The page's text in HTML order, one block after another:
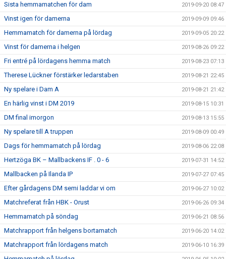
Sista hemmamatchen för dam 2019-09-20 08:47
Vinst igen för damerna 2019-09-09 09:46
Hemmamatch för damerna på lördag 2019-09-05 20:22
Vinst för damerna i helgen 2019-08-26 09:22
Fri entré på lördagens hemma match 2019-08-23 07:13
Therese Lückner förstärker ledarstaben 2019-08-21 22:45
Ny spelare i Dam A 2019-08-21 21:42
En härlig vinst i DM 2019 2019-08-15 10:31
DM final imorgon 2019-08-13 15:55
Ny spelare till A truppen 2019-08-09 00:49
Dags för hemmamatch på lördag 2019-08-06 22:08
Hertzöga BK – Mallbackens IF . 0 - 6 2019-07-31 14:52
Mallbacken på Ilanda IP 2019-07-27 07:45
Efter gårdagens DM semi laddar vi om 2019-06-27 10:02
Matchreferat från HBK - Orust 2019-06-26 09:34
Hemmamatch på söndag 2019-06-21 08:56
Matchrapport från helgens bortamatch 2019-06-20 14:02
Matchrapport från lördagens match 2019-06-10 16:39